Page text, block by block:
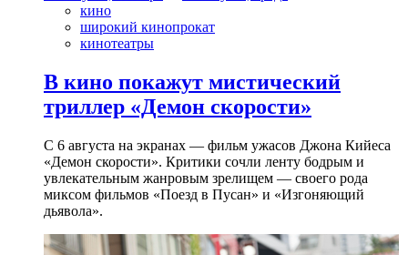
кино
широкий кинопрокат
кинотеатры
В кино покажут мистический
триллер «Демон скорости»
С 6 августа на экранах — фильм ужасов Джона Кийеса
«Демон скорости». Критики сочли ленту бодрым и
увлекательным жанровым зрелищeм — своего рода
миксом фильмов «Поезд в Пусан» и «Изгоняющий
дьявола».